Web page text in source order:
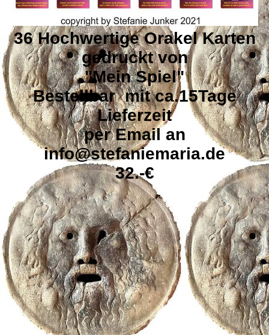
36 Hochwertige Orakel Karten
gedruckt von
"Mein Spiel"
Bestellbar mit ca.15Tage
Lieferzeit
per Email an
info@stefaniemaria.de
32.-€